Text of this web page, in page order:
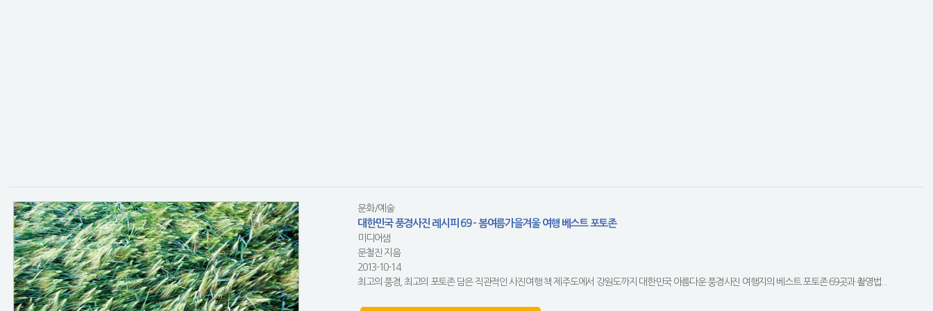
문화/예술
대한민국 풍경사진 레시피 69 - 봄여름가을겨울 여행 베스트 포토존
미디어샘
문철진 지음
2013-10-14
최고의 풍경, 최고의 포토존 담은 직관적인 사진여행 책 제주도에서 강원도까지 대한민국 아름다운 풍경사진 여행지의 베스트 포토존 69곳과 촬영법...